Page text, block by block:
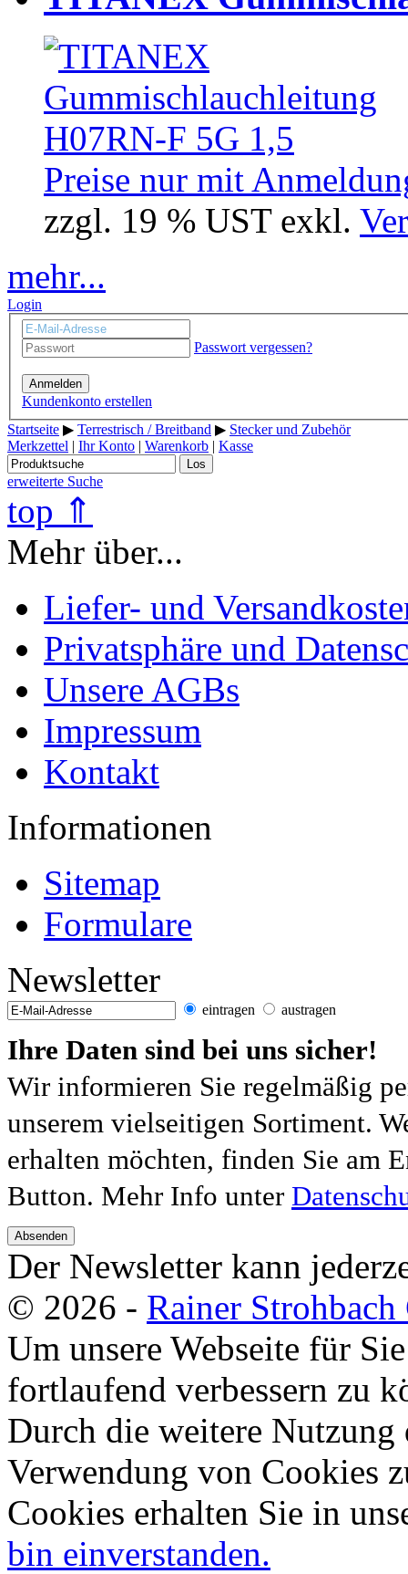
Preise nur mit
zzgl. 19 % UST exkl.
mehr...
Login
Passwort vergessen?
Anmelden
Kundenkonto erstellen
Startseite ▶ Terrestrisch / Breitband ▶ Stecker und Zubehör
Merkzettel | Ihr Konto | Warenkorb | Kasse
Los
erweiterte Suche
top ⇑
Mehr über...
Liefer- und
Privatsphäre und
Unsere AGBs
Impressum
Kontakt
Informationen
Sitemap
Formulare
Newsletter
eintragen austragen
Ihre Daten sind bei uns sicher!
Wir informieren Sie regelmäßig
unserem vielseitigen Sortiment.
erhalten möchten, finden Sie am
Button. Mehr Info unter
Absenden
Der Newsletter kann
© 2026 - Rainer
Um unsere Webseite für
fortlaufend verbessern zu
Durch die weitere Nutzung
Verwendung von Cookies
Cookies erhalten Sie in
bin einverstanden.